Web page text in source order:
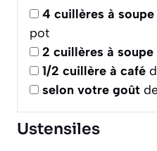
4 cuillères à soupe
pot
2 cuillères à soupe
1/2 cuillère à café
selon votre goût
Ustensiles